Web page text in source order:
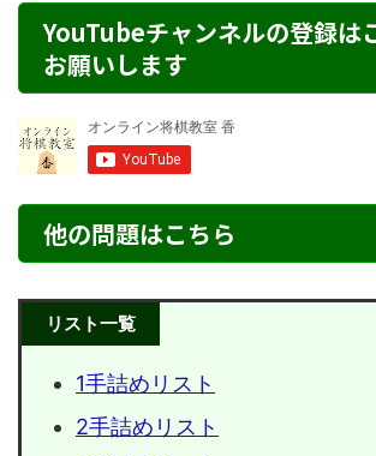
YouTubeチャンネルの登録は
お願いします
他の問題はこちら
リスト一覧
1手詰めリスト
2手詰めリスト